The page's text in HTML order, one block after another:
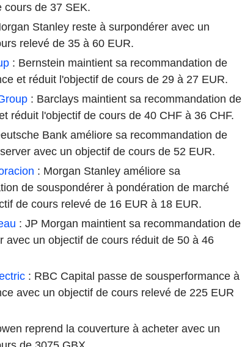
cours de 37 SEK.
Stanley reste à surpondérer avec un
relevé de 35 à 60 EUR.
: Bernstein maintient sa recommandation de
et réduit l'objectif de cours de 29 à 27 EUR.
: Barclays maintient sa recommandation de
réduit l'objectif de cours de 40 CHF à 36 CHF.
Bank améliore sa recommandation de
avec un objectif de cours de 52 EUR.
: Morgan Stanley améliore sa
de souspondérer à pondération de marché
de cours relevé de 16 EUR à 18 EUR.
: JP Morgan maintient sa recommandation de
avec un objectif de cours réduit de 50 à 46
: RBC Capital passe de sousperformance à
avec un objectif de cours relevé de 225 EUR
reprend la couverture à acheter avec un